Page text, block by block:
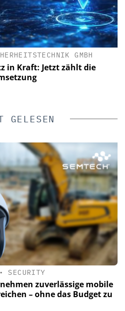
GMBH
in Kraft: Jetzt zählt die
GELESEN
SECURITY
zuverlässige mobile
– ohne das Budget zu